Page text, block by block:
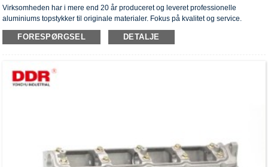
Virksomheden har i mere end 20 år produceret og leveret professionelle
aluminiums topstykker til originale materialer. Fokus på kvalitet og service.
Topstykkerne har opnået ISO16949-godkendelsescertifikater, "højtforseglet
topstykke", "cylinderhovedernes lange levetid" og fem andre
FORESPØRGSEL DETALJE